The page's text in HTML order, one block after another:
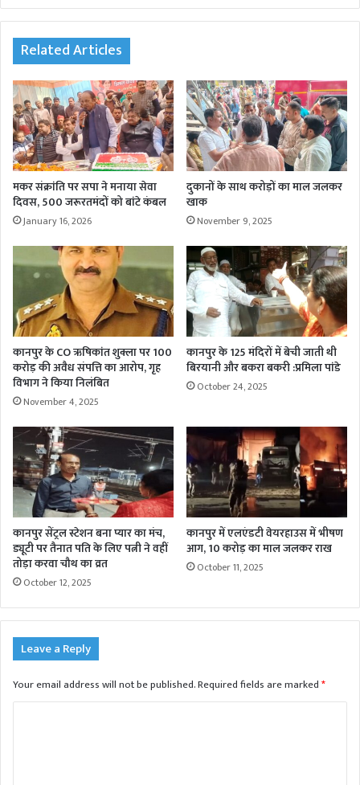
te
Related Articles
मकर संक्रांति पर सपा ने मनाया सेवा
दिवस, 500 जरूरतमंदों को बांटे कंबल
January 16, 2026
दुकानों के साथ करोड़ों का माल जलकर
खाक
November 9, 2025
कानपुर के CO ऋषिकांत शुक्ला पर 100
करोड़ की अवैध संपत्ति का आरोप, गृह
विभाग ने किया निलंबित
November 4, 2025
कानपुर के 125 मंदिरों में बेची जाती थी
बिरयानी और बकरा बकरी :प्रमिला पांडे
October 24, 2025
कानपुर सेंट्रल स्टेशन बना प्यार का मंच,
ड्यूटी पर तैनात पति के लिए पत्नी ने वहीं
तोड़ा करवा चौथ का व्रत
October 12, 2025
कानपुर में एलएंडटी वेयरहाउस में भीषण
आग, 10 करोड़ का माल जलकर राख
October 11, 2025
Leave a Reply
Your email address will not be published.Required fields are marked*